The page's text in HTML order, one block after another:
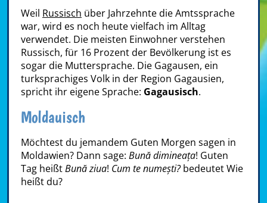
Weil Russisch über Jahrzehnte die Amtssprache
war, wird es noch heute vielfach im Alltag
verwendet. Die meisten Einwohner verstehen
Russisch, für 16 Prozent der Bevölkerung ist es
sogar die Muttersprache. Die Gagausen, ein
turksprachiges Volk in der Region Gagausien,
spricht ihr eigene Sprache: Gagausisch.
Moldauisch
Möchtest du jemandem Guten Morgen sagen in
Moldawien? Dann sage: Bună dimineața! Guten
Tag heißtBună ziua! Cum te numești?bedeutet Wie
heißt du?